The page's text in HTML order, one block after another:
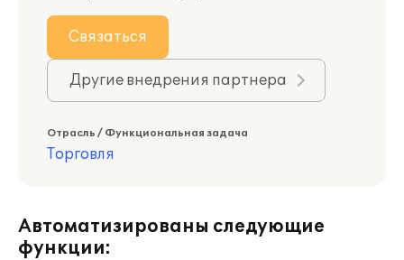
Связаться
Другие внедрения партнера
Отрасль / Функциональная задача
Торговля
Автоматизированы следующие
функции: